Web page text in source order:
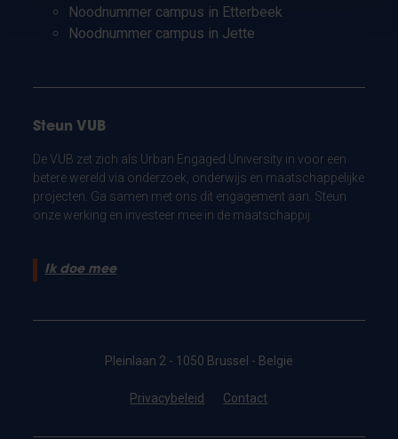
Noodnummer campus in Etterbeek
Noodnummer campus in Jette
Steun VUB
De VUB zet zich als Urban Engaged University in voor een
betere wereld via onderzoek, onderwijs en maatschappelijke
projecten. Ga samen met ons dit engagement aan. Steun
onze werking en investeer mee in de maatschappij.
Ik doe mee
Pleinlaan 2 - 1050 Brussel - België
Privacybeleid Contact